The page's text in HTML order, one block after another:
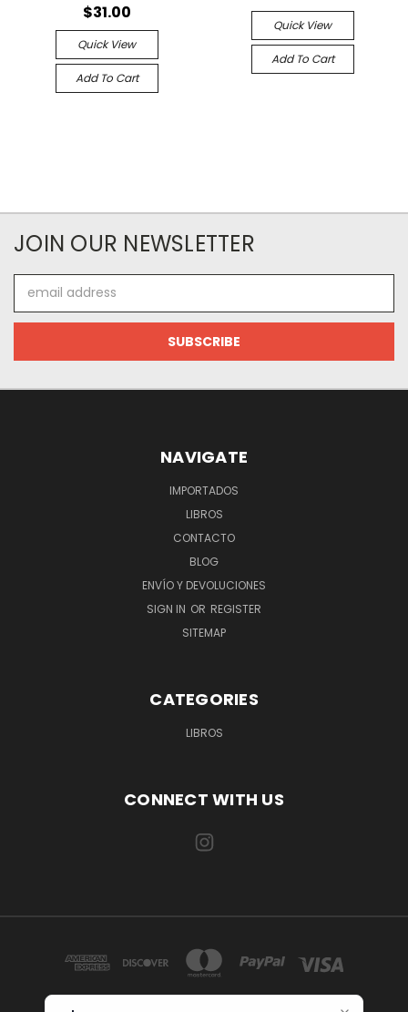
$31.00
Quick View
Add To Cart
Quick View
Add To Cart
JOIN OUR NEWSLETTER
Address
NAVIGATE
IMPORTADOS
LIBROS
CONTACTO
BLOG
ENVÍO Y DEVOLUCIONES
SIGN IN OR REGISTER
SITEMAP
CATEGORIES
LIBROS
CONNECT WITH US